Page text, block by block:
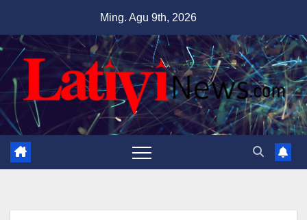
content
Ming. Agu 9th, 2026